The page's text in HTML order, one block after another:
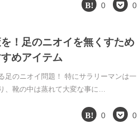
0 0
！足のニオイを無くすため
めアイテム
足のニオイ問題！ 特にサラリーマンは一
、靴の中は蒸れて大変な事に…
0 0